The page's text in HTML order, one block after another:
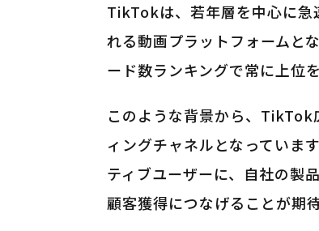
TikTokは、若年層を中心に急
れる動画プラットフォームと
ード数ランキングで常に上位
このような背景から、TikTok
ィングチャネルとなっていま
ティブユーザーに、自社の製
顧客獲得につなげることが期待